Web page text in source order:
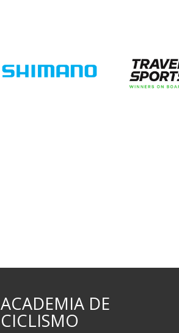
ACADEMIA DE
CICLISMO